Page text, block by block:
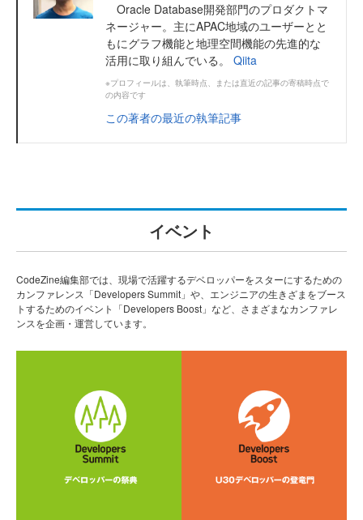
Oracle Database開発部門のプロダクトマ
ネージャー。主にAPAC地域のユーザーとと
もにグラフ機能と地理空間機能の先進的な
活用に取り組んでいる。 Qiita
※プロフィールは、執筆時点、または直近の記事の寄稿時点で
の内容です
この著者の最近の執筆記事
イベント
CodeZine編集部では、現場で活躍するデベロッパーをスターにするための
カンファレンス「Developers Summit」や、エンジニアの生きざまをブース
トするためのイベント「Developers Boost」など、さまざまなカンファレ
ンスを企画・運営しています。